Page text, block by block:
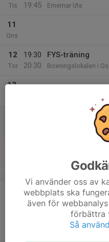
Tis
19:45
Ernemar Ute
11
Ons
12
Tor
19:30
20:30
FYS-träning
Boxningslokalen i
13
Träning
Vi använder oss av
webbplats ska
även för
förbättra
Så